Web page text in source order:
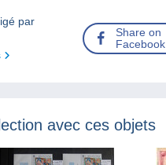
par
Share on
Facebook
avec ces objets